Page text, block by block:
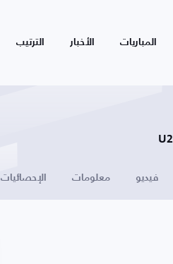
المباريات الأخبار الترتيب
فيديو معلومات الإحصائيات